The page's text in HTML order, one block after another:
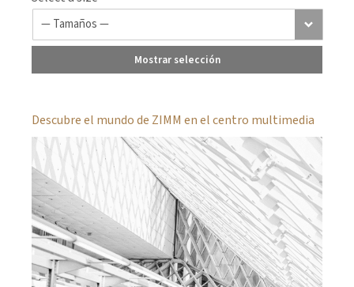
Mostrar selección
Descubre el mundo de ZIMM en el centro multimedia